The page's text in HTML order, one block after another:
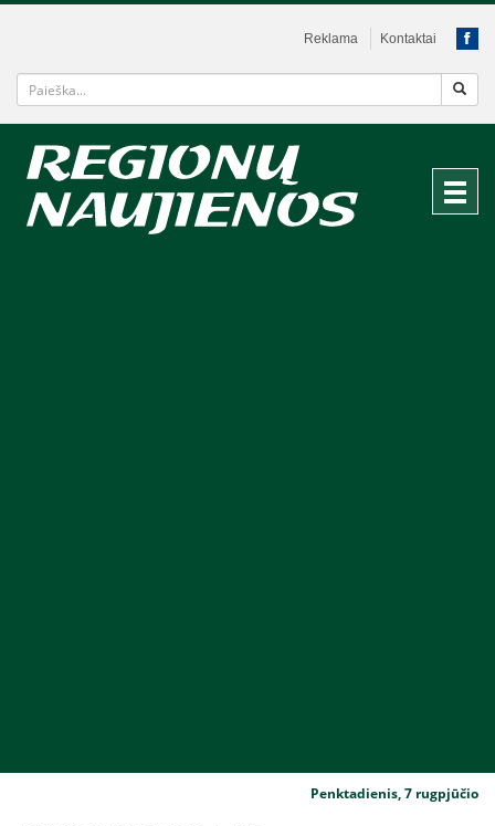
Reklama Kontaktai
Penktadienis, 7 rugpjūčio